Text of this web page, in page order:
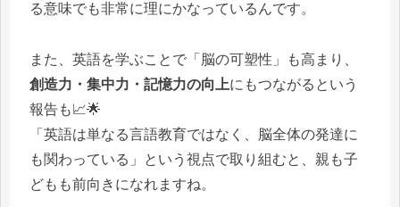
る意味でも非常に理にかなっているんです。
また、英語を学ぶことで「脳の可塑性」も高まり、
創造力・集中力・記憶力の向上にもつながるという
報告も📈🌟
「英語は単なる言語教育ではなく、脳全体の発達に
も関わっている」という視点で取り組むと、親も子
どもも前向きになれますね。